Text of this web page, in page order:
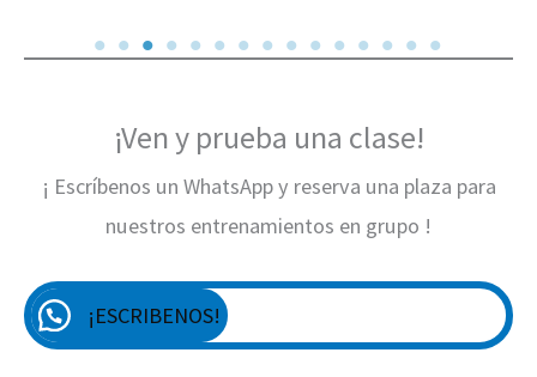
¡Ven y prueba una clase!
¡ Escríbenos un WhatsApp y reserva una plaza para
nuestros entrenamientos en grupo !
¡ESCRIBENOS!